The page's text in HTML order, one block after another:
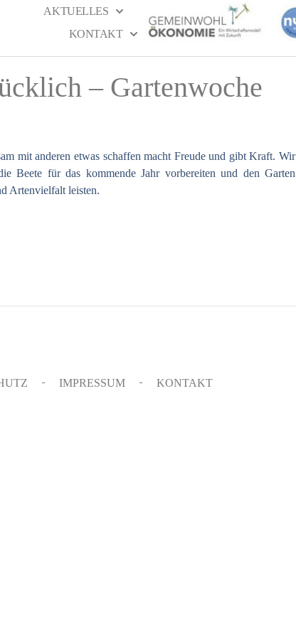
AKTUELLES
KONTAKT
– Gartenwoche
mit anderen etwas schaffen macht Freude und gibt Kraft. Wir
Beete für das kommende Jahr vorbereiten und den Garten
Artenvielfalt leisten.
IMPRESSUM KONTAKT